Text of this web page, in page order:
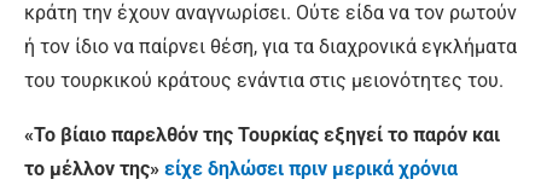
κράτη την έχουν αναγνωρίσει. Ούτε είδα να τον ρωτούν
ή τον ίδιο να παίρνει θέση, για τα διαχρονικά εγκλήματα
του τουρκικού κράτους ενάντια στις μειονότητες του.
«Το βίαιο παρελθόν της Τουρκίας εξηγεί το παρόν και
το μέλλον της» είχε δηλώσει πριν μερικά χρόνια